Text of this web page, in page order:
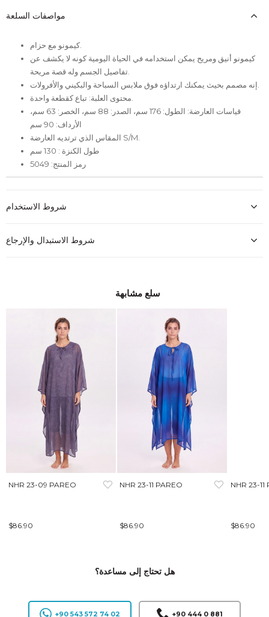
مواصفات السلعة
كيمونو مع حزام.
كيمونو أنيق ومريح يمكن استخدامه في الحياة اليومية كونه لا يكشف عن
قياسات العارضة: الطول: 176 سم، الصدر: 88 سم، الخصر: 63 سم،
الأرداف: 90 سم
المقاس الذي ترتديه العارضة S/M.
طول الكنزة : 130 سم
رمز المنتج: 5049
شروط الاستخدام
شروط الاستبدال والإرجاع
سلع مشابهة
NHR 23-09 PAREO
$86.90
NHR 23-11 PAREO
$86.90
NHR 23-11
$86.90
هل تحتاج إلى مساعدة؟
+90 543 572 74 02 +90 444 0 881